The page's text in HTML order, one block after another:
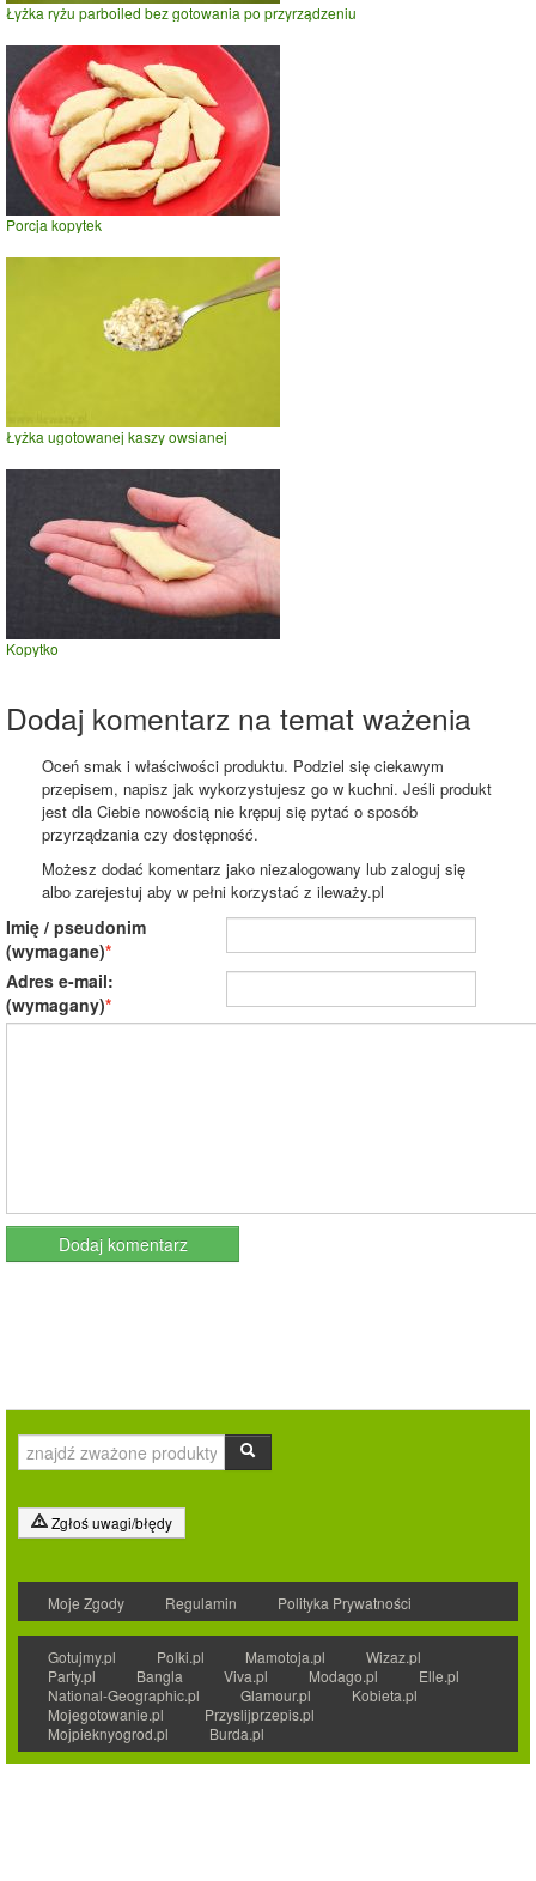
Łyżka ryżu parboiled bez gotowania po przyrządzeniu
Porcja kopytek
Łyżka ugotowanej kaszy owsianej
Kopytko
Dodaj komentarz na temat ważenia
Oceń smak i właściwości produktu. Podziel się ciekawym
przepisem, napisz jak wykorzystujesz go w kuchni. Jeśli produkt
jest dla Ciebie nowością nie krępuj się pytać o sposób
przyrządzania czy dostępność.
Możesz dodać komentarz jako niezalogowany lub zaloguj się
albo zarejestuj aby w pełni korzystać z ileważy.pl
Imię / pseudonim
(wymagane)
Adres e-mail:
(wymagany)
Zgłoś uwagi/błędy
Moje Zgody Regulamin Polityka Prywatności
Gotujmy.pl Polki.pl Mamotoja.pl
Wizaz.pl
Party.pl
Bangla Viva.pl Modago.pl
Elle.pl
National-Geographic.pl
Glamour.pl
Kobieta.pl
Mojegotowanie.pl
Przyslijprzepis.pl
Mojpieknyogrod.pl
Burda.pl